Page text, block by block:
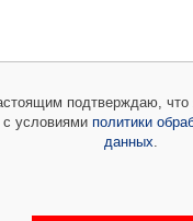
подтверждаю, что
с условиями политики
данных